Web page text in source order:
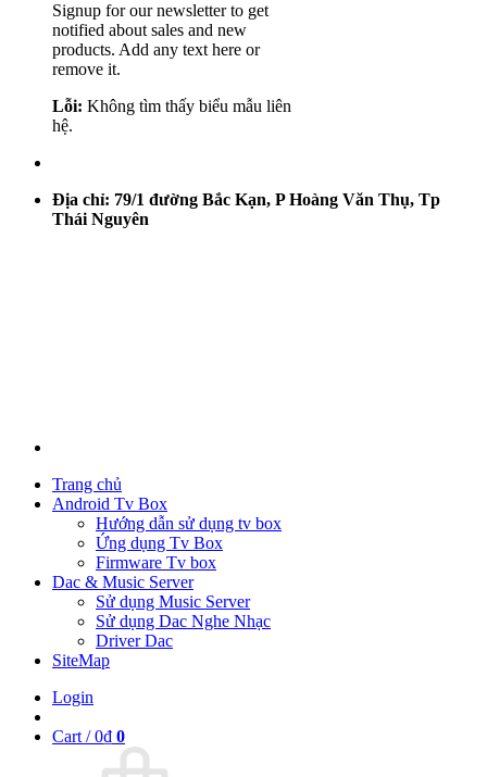
Signup for our newsletter to get
notified about sales and new
products. Add any text here or
remove it.
Lỗi: Không tìm thấy biểu mẫu liên
hệ.
Địa chỉ: 79/1 đường Bắc Kạn, P Hoàng Văn Thụ, Tp
Thái Nguyên
Trang chủ
Android Tv Box
Hướng dẫn sử dụng tv box
Ứng dụng Tv Box
Firmware Tv box
Dac & Music Server
Sử dụng Music Server
Sử dụng Dac Nghe Nhạc
Driver Dac
SiteMap
Login
Cart /0₫ 0